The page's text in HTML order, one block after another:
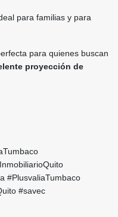
para familias y para
para quienes buscan
proyección de
#PlusvaliaTumbaco
#savec